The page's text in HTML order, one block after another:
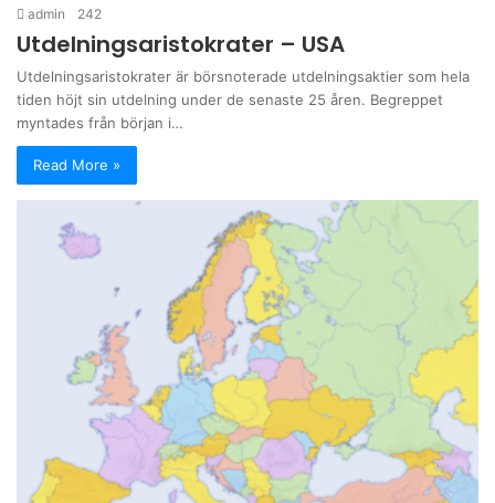
admin 242
Utdelningsaristokrater – USA
Utdelningsaristokrater är börsnoterade utdelningsaktier som hela
tiden höjt sin utdelning under de senaste 25 åren. Begreppet
myntades från början i…
Read More »